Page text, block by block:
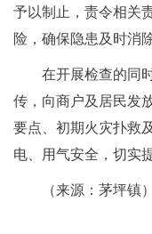
予以制止，责令相关
险，确保隐患及时消
在开展检查的同
传，向商户及居民发
要点、初期火灾扑救
电、用气安全，切实
（来源：茅坪镇）